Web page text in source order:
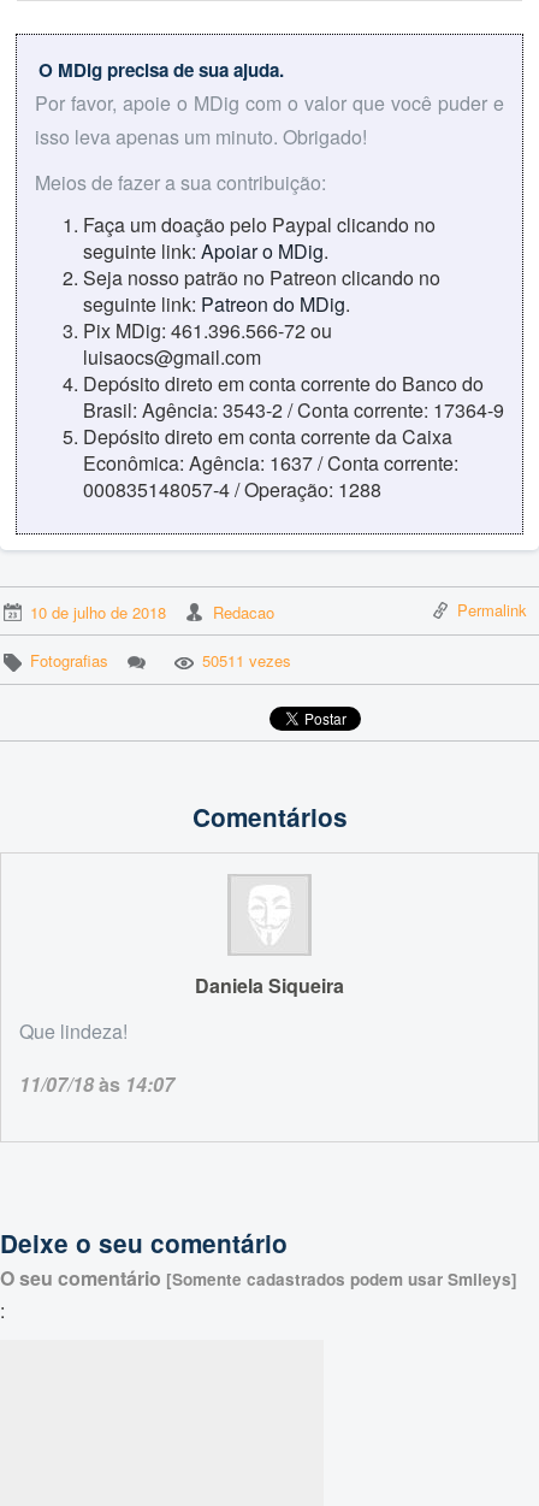
O MDig precisa de sua ajuda.
Por favor, apoie o MDig com o valor que você puder e
isso leva apenas um minuto. Obrigado!
Meios de fazer a sua contribuição:
Faça um doação pelo Paypal clicando no
seguinte link: Apoiar o MDig.
Seja nosso patrão no Patreon clicando no
seguinte link: Patreon do MDig.
Pix MDig: 461.396.566-72 ou
luisaocs@gmail.com
Depósito direto em conta corrente do Banco do
Brasil: Agência: 3543-2 / Conta corrente: 17364-9
Depósito direto em conta corrente da Caixa
Econômica: Agência: 1637 / Conta corrente:
000835148057-4 / Operação: 1288
10 de julho de 2018 Redacao Permalink
Fotografias 50511 vezes
Comentários
Daniela Siqueira
Que lindeza!
11/07/18às 14:07
Deixe o seu comentário
O seu comentário [Somente cadastrados podem usar Smileys]
: